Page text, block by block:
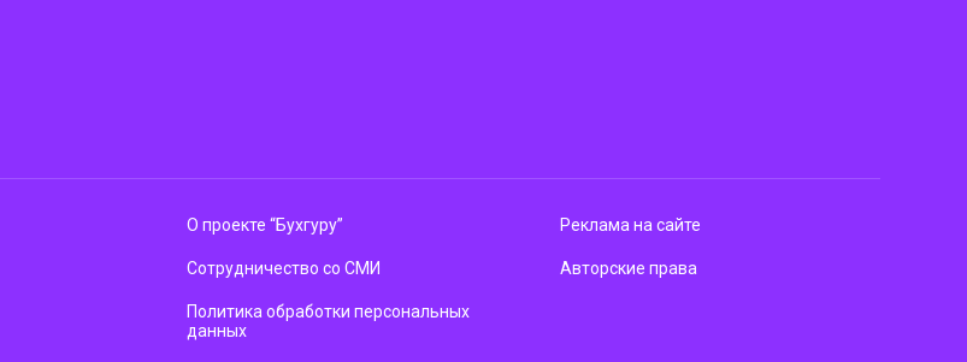
О проекте “Бухгуру”
Сотрудничество со СМИ
Политика обработки персональных
данных
Реклама на сайте
Авторские права